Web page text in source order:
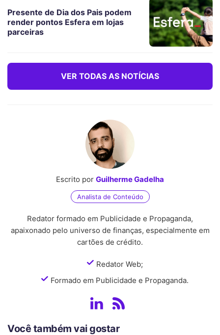
Presente de Dia dos Pais podem
render pontos Esfera em lojas
parceiras
VER TODAS AS NOTÍCIAS
Escrito por Guilherme Gadelha
Analista de Conteúdo
Redator formado em Publicidade e Propaganda,
apaixonado pelo universo de finanças, especialmente em
cartões de crédito.
Redator Web;
Formado em Publicidade e Propaganda.
Você também vai gostar